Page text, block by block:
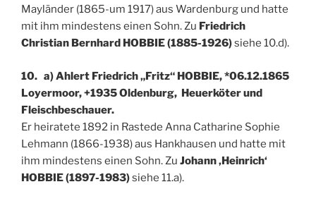
Mayländer (1865-um 1917) aus Wardenburg und hatte
mit ihm mindestens einen Sohn. Zu Friedrich
Christian Bernhard HOBBIE (1885-1926)siehe 10.d).
10. a) Ahlert Friedrich „Fritz“ HOBBIE, *06.12.1865
Loyermoor, +1935 Oldenburg, Heuerköter und
Fleischbeschauer.
Er heiratete 1892 in Rastede Anna Catharine Sophie
Lehmann (1866-1938) aus Hankhausen und hatte mit
ihm mindestens einen Sohn. Zu Johann ‚Heinrich‘
HOBBIE (1897-1983)siehe 11.a).